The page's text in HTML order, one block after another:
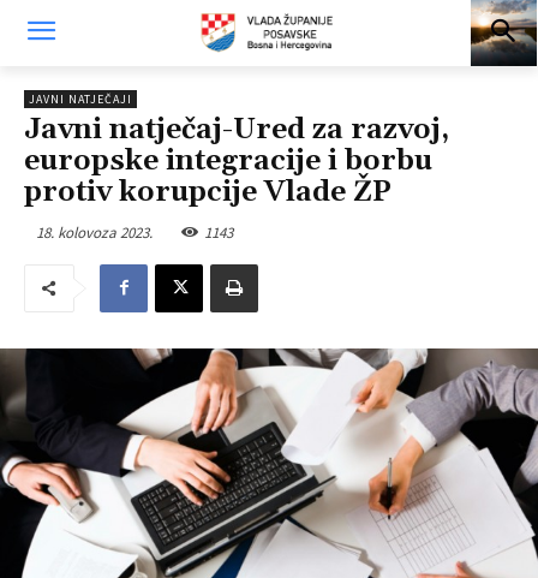
JAVNI NATJEČAJI
Javni natječaj-Ured za razvoj,
europske integracije i borbu
protiv korupcije Vlade ŽP
18. kolovoza 2023. 1143